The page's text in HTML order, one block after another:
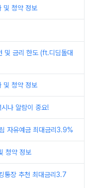
및 청약 정보
및 금리 한도 (ft.디딤돌대
및 청약 정보
나 알람이 중요!
자유예금 최대금리3.9%
청약 정보
통장 추천 최대금리3.7